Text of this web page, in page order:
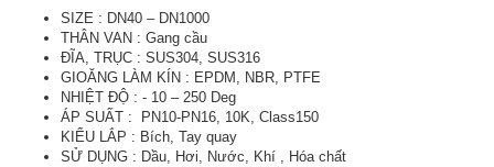
SIZE : DN40 – DN1000
THÂN VAN : Gang cầu
ĐĨA, TRỤC : SUS304, SUS316
GIOĂNG LÀM KÍN : EPDM, NBR, PTFE
NHIỆT ĐỘ : - 10 – 250 Deg
ÁP SUẤT : PN10-PN16, 10K, Class150
KIỂU LẮP : Bích, Tay quay
SỬ DỤNG : Dầu, Hơi, Nước, Khí , Hóa chất